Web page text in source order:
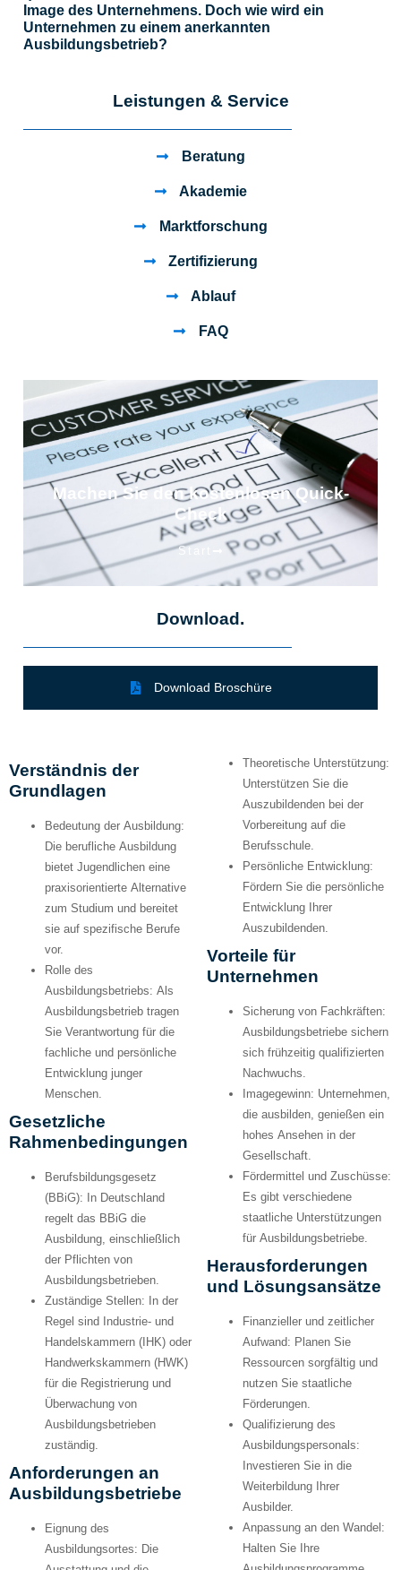
Leistungen & Service
Beratung
Akademie
Marktforschung
Zertifizierung
Ablauf
FAQ
Machen Sie den kostenlosen Quick-
Check
Start
Download.
Download Broschüre
Image des Unternehmens. Doch wie wird ein
Unternehmen zu einem anerkannten
Ausbildungsbetrieb?
Verständnis der
Grundlagen
Bedeutung der Ausbildung:
Die berufliche Ausbildung
bietet Jugendlichen eine
praxisorientierte Alternative
zum Studium und bereitet
sie auf spezifische Berufe
vor.
Rolle des
Ausbildungsbetriebs: Als
Ausbildungsbetrieb tragen
Sie Verantwortung für die
fachliche und persönliche
Entwicklung junger
Menschen.
Gesetzliche
Rahmenbedingungen
Berufsbildungsgesetz
(BBiG): In Deutschland
regelt das BBiG die
Ausbildung, einschließlich
der Pflichten von
Ausbildungsbetrieben.
Zuständige Stellen: In der
Regel sind Industrie- und
Handelskammern (IHK) oder
Handwerkskammern (HWK)
für die Registrierung und
Überwachung von
Ausbildungsbetrieben
zuständig.
Anforderungen an
Ausbildungsbetriebe
Eignung des
Ausbildungsortes: Die
Theoretische Unterstützung:
Unterstützen Sie die
Auszubildenden bei der
Vorbereitung auf die
Berufsschule.
Persönliche Entwicklung:
Fördern Sie die persönliche
Entwicklung Ihrer
Auszubildenden.
Vorteile für
Unternehmen
Sicherung von Fachkräften:
Ausbildungsbetriebe sichern
sich frühzeitig qualifizierten
Nachwuchs.
Imagegewinn: Unternehmen,
die ausbilden, genießen ein
hohes Ansehen in der
Gesellschaft.
Fördermittel und Zuschüsse:
Es gibt verschiedene
staatliche Unterstützungen
für Ausbildungsbetriebe.
Herausforderungen
und Lösungsansätze
Finanzieller und zeitlicher
Aufwand: Planen Sie
Ressourcen sorgfältig und
nutzen Sie staatliche
Förderungen.
Qualifizierung des
Ausbildungspersonals:
Investieren Sie in die
Weiterbildung Ihrer
Ausbilder.
Anpassung an den Wandel:
Halten Sie Ihre